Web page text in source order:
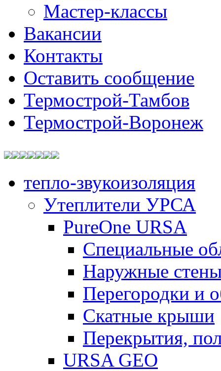
Мастер-классы
Вакансии
Контакты
Оставить сообщение
Термострой-Тамбов
Термострой-Воронеж
тепло-звукоизоляция
Утеплители УРСА
PureOne URSA
Специальные
Наружные
Перегородки и
Скатные крыши
Перекрытия,
URSA GEO